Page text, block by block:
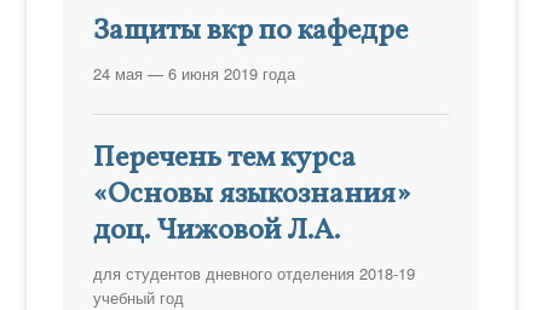
Защиты вкр по кафедре
24 мая — 6 июня 2019 года
Перечень тем курса
«Основы языкознания»
доц. Чижовой Л.А.
для студентов дневного отделения 2018-19
учебный год